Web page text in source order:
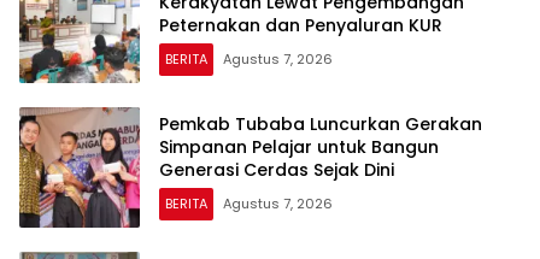
Peternakan dan Penyaluran KUR
BERITA Agustus 7, 2026
Pemkab Tubaba Luncurkan Gerakan
Simpanan Pelajar untuk Bangun
Generasi Cerdas Sejak Dini
BERITA Agustus 7, 2026